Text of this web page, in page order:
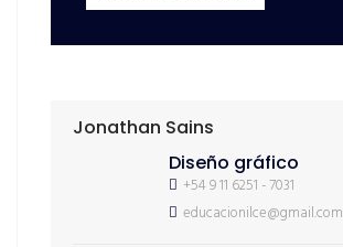
Jonathan Sains
Diseño gráfico
+54 9 11 6251 - 7031
educacionilce@gmail.com